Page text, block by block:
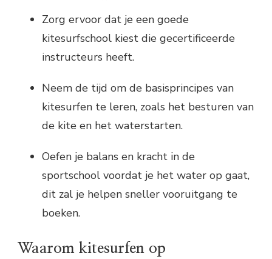
Zorg ervoor dat je een goede
kitesurfschool kiest die gecertificeerde
instructeurs heeft.
Neem de tijd om de basisprincipes van
kitesurfen te leren, zoals het besturen van
de kite en het waterstarten.
Oefen je balans en kracht in de
sportschool voordat je het water op gaat,
dit zal je helpen sneller vooruitgang te
boeken.
Waarom kitesurfen op